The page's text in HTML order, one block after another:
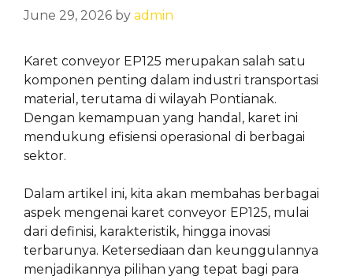
June 29, 2026 by admin
Karet conveyor EP125 merupakan salah satu
komponen penting dalam industri transportasi
material, terutama di wilayah Pontianak.
Dengan kemampuan yang handal, karet ini
mendukung efisiensi operasional di berbagai
sektor.
Dalam artikel ini, kita akan membahas berbagai
aspek mengenai karet conveyor EP125, mulai
dari definisi, karakteristik, hingga inovasi
terbarunya. Ketersediaan dan keunggulannya
menjadikannya pilihan yang tepat bagi para